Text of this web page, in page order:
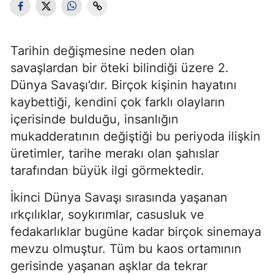
Tarihin değişmesine neden olan
savaşlardan bir öteki bilindiği üzere 2.
Dünya Savaşı’dır. Birçok kişinin hayatını
kaybettiği, kendini çok farklı olayların
içerisinde bulduğu, insanlığın
mukadderatının değiştiği bu periyoda ilişkin
üretimler, tarihe merakı olan şahıslar
tarafından büyük ilgi görmektedir.
İkinci Dünya Savaşı sırasında yaşanan
ırkçılıklar, soykırımlar, casusluk ve
fedakarlıklar bugüne kadar birçok sinemaya
mevzu olmuştur. Tüm bu kaos ortamının
gerisinde yaşanan aşklar da tekrar